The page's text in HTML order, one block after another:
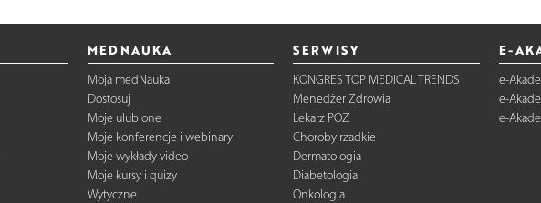
MEDNAUKA
Moja medNauka
Dostosuj
Moje ulubione
Moje konferencje i webinary
Moje wykłady video
Moje kursy i quizy
Wytyczne
SERWISY
KONGRES TOP MEDICAL TRENDS
Menedżer Zdrowia
Lekarz POZ
Choroby rzadkie
Dermatologia
Diabetologia
Onkologia
E-
e-
e-
e-